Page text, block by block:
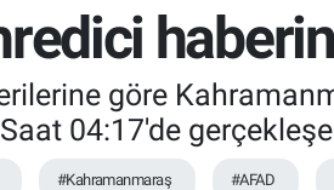
göre
04:17'de
#Kahramanmaraş #AFAD